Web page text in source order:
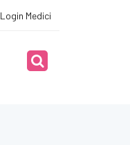
Login Medici